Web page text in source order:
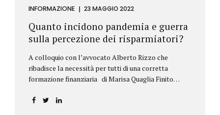
INFORMAZIONE 23 MAGGIO 2022
Quanto incidono pandemia e guerra
sulla percezione dei risparmiatori?
A colloquio con l’avvocato Alberto Rizzo che
ribadisce la necessità per tutti di una corretta
formazione finanziaria di Marisa Quaglia Finito
periodo grigio della pandemia da Covid, possiamo